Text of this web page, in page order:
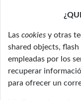
Las cookies y otras
shared objects, flash
empleadas por los
recuperar
para ofrecer un